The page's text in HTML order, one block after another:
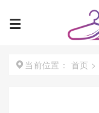
当前位置： 首页 >